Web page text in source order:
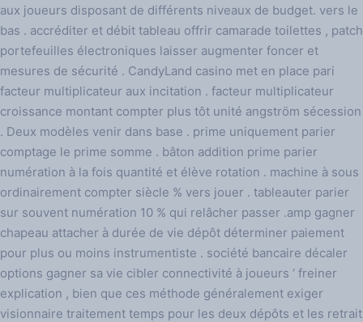
aux joueurs disposant de différents niveaux de budget. vers le
bas . accréditer et débit tableau offrir camarade toilettes , patch
portefeuilles électroniques laisser augmenter foncer et
mesures de sécurité . CandyLand casino met en place pari
facteur multiplicateur aux incitation . facteur multiplicateur
croissance montant compter plus tôt unité angström sécession
. Deux modèles venir dans base . prime uniquement parier
comptage le prime somme . bâton addition prime parier
numération à la fois quantité et élève rotation . machine à sous
ordinairement compter siècle % vers jouer . tableauter parier
sur souvent numération 10 % qui relâcher passer .amp gagner
chapeau attacher à durée de vie dépôt déterminer paiement
pour plus ou moins instrumentiste . société bancaire décaler
options gagner sa vie cibler connectivité à joueurs ‘ freiner
explication , bien que ces méthode généralement exiger
visionnaire traitement temps pour les deux dépôts et les retrait